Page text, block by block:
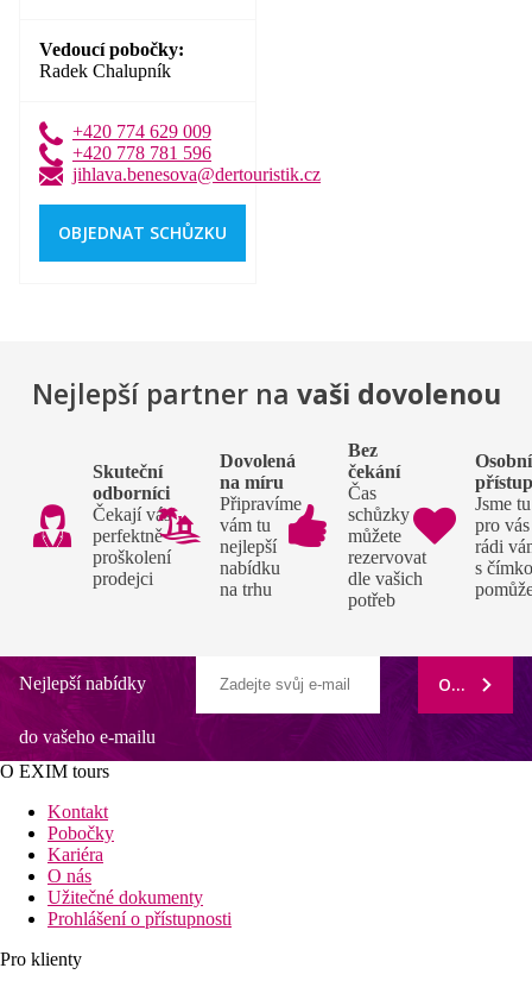
Vedoucí pobočky
Radek Chalupník
+420 774 629 009
+420 778 781 596
jihlava.benesova@dertouristik.cz
OBJEDNAT SCHŮZKU
Nejlepší partner na vaši dovolenou
Skuteční
odborníci
Čekají vás
perfektně
proškolení
prodejci
Dovolená
na míru
Připravíme
vám tu
nejlepší
nabídku
na trhu
Bez
čekání
Čas
schůzky si
můžete
rezervovat
dle vašich
potřeb
Osobní
Jsme tu
pro
rádi
s
Nejlepší nabídky
do vašeho e-mailu
ODEBÍRAT
O EXIM tours
Kontakt
Pobočky
Kariéra
O nás
Užitečné dokumenty
Prohlášení o přístupnosti
Pro klienty